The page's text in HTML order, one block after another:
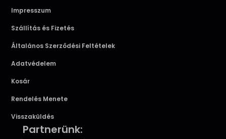
Impresszum
Szállítás és Fizetés
Általános Szerződési Feltételek
Adatvédelem
Kosár
Rendelés Menete
Visszaküldés
Partnerünk: